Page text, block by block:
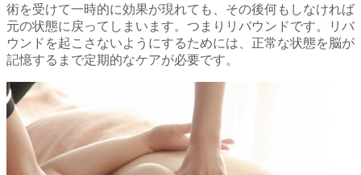
術を受けて一時的に効果が現れても、その後何もしなければ
元の状態に戻ってしまいます。つまりリバウンドです。リバ
ウンドを起こさないようにするためには、正常な状態を脳が
記憶するまで定期的なケアが必要です。